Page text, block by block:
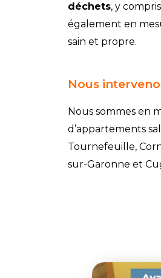
déchets, y
également en
sain et propre.
Nous
Nous sommes en
d’appartements
Tournefeuille,
sur-Garonne et